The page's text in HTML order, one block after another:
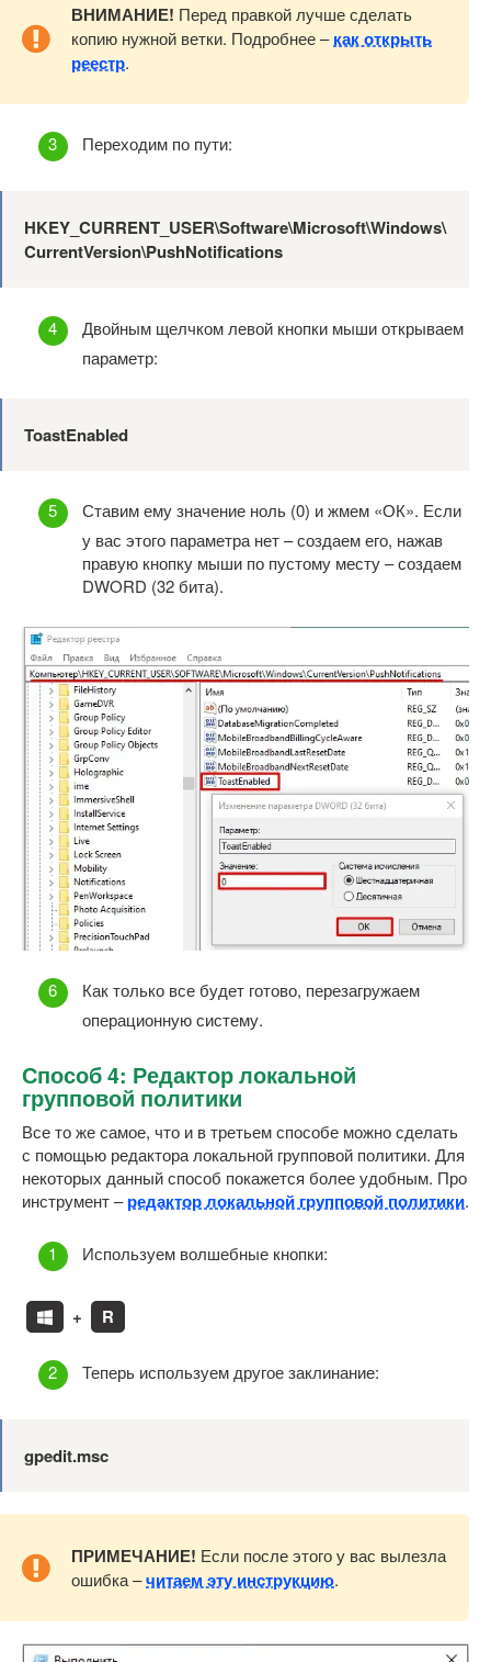
ВНИМАНИЕ! Перед правкой лучше сделать
копию нужной ветки. Подробнее –как открыть
реестр.
Переходим по пути:
HKEY_CURRENT_USER\Software\Microsoft\Windows\
CurrentVersion\PushNotifications
Двойным щелчком левой кнопки мыши открываем
параметр:
ToastEnabled
Ставим ему значение ноль (0) и жмем «ОК». Если
у вас этого параметра нет – создаем его, нажав
правую кнопку мыши по пустому месту – создаем
DWORD (32 бита).
Как только все будет готово, перезагружаем
операционную систему.
Способ 4: Редактор локальной
групповой политики
Все то же самое, что и в третьем способе можно сделать
с помощью редактора локальной групповой политики. Для
некоторых данный способ покажется более удобным. Про
инструмент –редактор локальной групповой политики.
Используем волшебные кнопки:
+ R
Теперь используем другое заклинание:
gpedit.msc
ПРИМЕЧАНИЕ! Если после этого у вас вылезла
ошибка –читаем эту инструкцию.